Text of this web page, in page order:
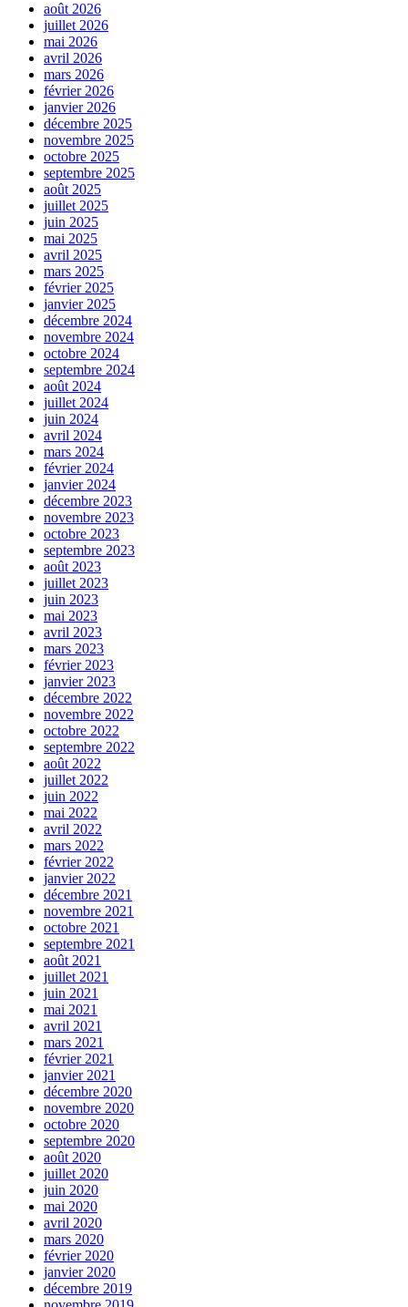
août 2026
juillet 2026
mai 2026
avril 2026
mars 2026
février 2026
janvier 2026
décembre 2025
novembre 2025
octobre 2025
septembre 2025
août 2025
juillet 2025
juin 2025
mai 2025
avril 2025
mars 2025
février 2025
janvier 2025
décembre 2024
novembre 2024
octobre 2024
septembre 2024
août 2024
juillet 2024
juin 2024
avril 2024
mars 2024
février 2024
janvier 2024
décembre 2023
novembre 2023
octobre 2023
septembre 2023
août 2023
juillet 2023
juin 2023
mai 2023
avril 2023
mars 2023
février 2023
janvier 2023
décembre 2022
novembre 2022
octobre 2022
septembre 2022
août 2022
juillet 2022
juin 2022
mai 2022
avril 2022
mars 2022
février 2022
janvier 2022
décembre 2021
novembre 2021
octobre 2021
septembre 2021
août 2021
juillet 2021
juin 2021
mai 2021
avril 2021
mars 2021
février 2021
janvier 2021
décembre 2020
novembre 2020
octobre 2020
septembre 2020
août 2020
juillet 2020
juin 2020
mai 2020
avril 2020
mars 2020
février 2020
janvier 2020
décembre 2019